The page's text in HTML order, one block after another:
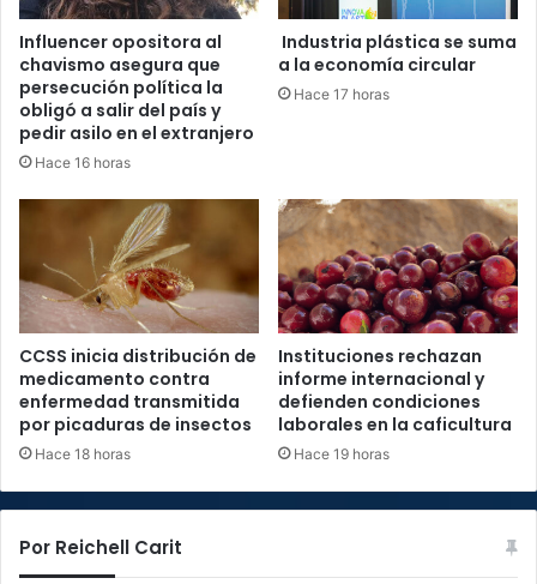
Influencer opositora al
chavismo asegura que
persecución política la
obligó a salir del país y
pedir asilo en el extranjero
Hace 16 horas
Industria plástica se suma
a la economía circular
Hace 17 horas
CCSS inicia distribución de
medicamento contra
enfermedad transmitida
por picaduras de insectos
Hace 18 horas
Instituciones rechazan
informe internacional y
defienden condiciones
laborales en la caficultura
Hace 19 horas
Por Reichell Carit